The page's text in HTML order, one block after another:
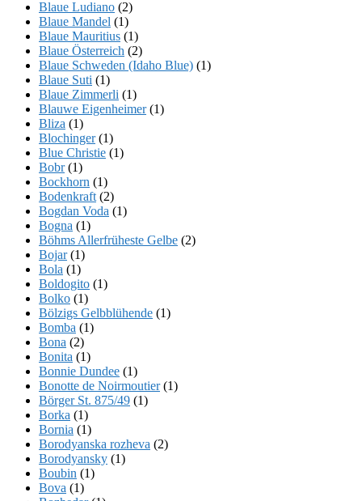
Blaue Ludiano (2)
Blaue Mandel (1)
Blaue Mauritius (1)
Blaue Österreich (2)
Blaue Schweden (Idaho Blue) (1)
Blaue Suti (1)
Blaue Zimmerli (1)
Blauwe Eigenheimer(1)
Bliza (1)
Blochinger(1)
Blue Christie (1)
Bobr(1)
Bockhorn (1)
Bodenkraft (2)
Bogdan Voda (1)
Bogna (1)
Böhms Allerfrüheste Gelbe (2)
Bojar(1)
Bola (1)
Boldogito (1)
Bolko (1)
Bölzigs Gelbblühende (1)
Bomba (1)
Bona (2)
Bonita (1)
Bonnie Dundee (1)
Bonotte de Noirmoutier(1)
Börger St. 875/49 (1)
Borka (1)
Bornia (1)
Borodyanska rozheva (2)
Borodyansky (1)
Boubin (1)
Bova (1)